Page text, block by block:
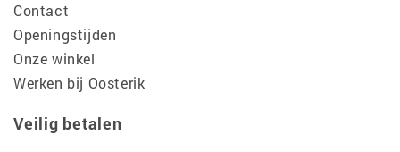
Contact
Openingstijden
Onze winkel
Werken bij Oosterik
Veilig betalen